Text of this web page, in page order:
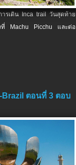
รเดิน Inca trail วันสุดท้าย
ที่ Machu Picchu และต่อ
ตอนที่ 3 ตอบ